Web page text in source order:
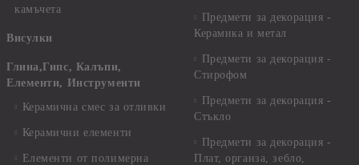
камъчета
Висулки
Глина,Гипс, Калъпи,
Елементи, Инструменти
Керамична смес за отливки
Керамични елементи
Елементи от полимерна
Предмети за декорация -
Керамика и метал
Предмети за декорация -
Стирофом
Предмети за декорация -
Стъкло
Предмети за декорация -
Плат, органза, зебло,